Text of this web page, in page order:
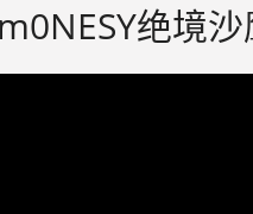
绝境